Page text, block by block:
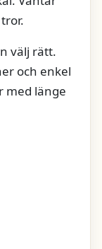
välj rätt.
och enkel
med länge